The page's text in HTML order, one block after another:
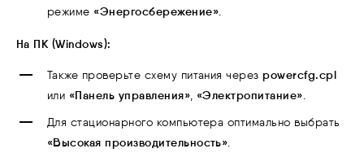
режиме «Энергосбережение».
На ПК (Windows):
Также проверьте схему питания черезpowercfg.cpl
или «Панель управления», «Электропитание».
Для стационарного компьютера оптимально выбрать
«Высокая производительность».